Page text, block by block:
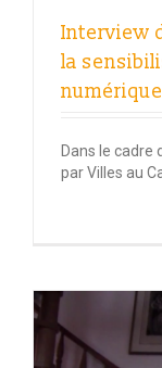
Interview
la
Dans le cadre
par Villes au